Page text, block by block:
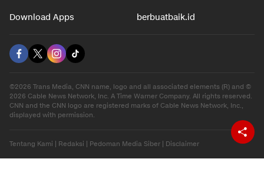
Download Apps berbuatbaik.id
©2026 Trans Media, CNN name, logo and all associated elements (R) and ©
2026 Cable News Network, Inc. A Time Warner Company. All rights reserved.
CNN and the CNN logo are registered marks of Cable News Network, Inc.,
displayed with permission.
Tentang Kami | Redaksi | Pedoman Media Siber | Disclaimer